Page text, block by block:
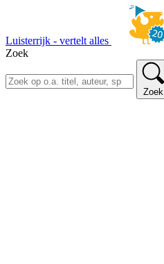
Luisterrijk - vertelt alles
Zoek
Zoek